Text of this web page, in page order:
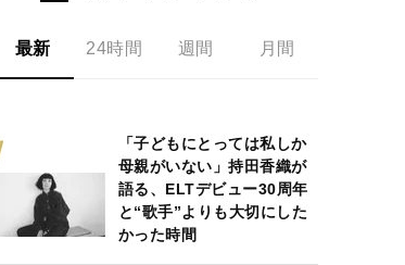
最新 24時間 週間 月間
「子どもにとっては私しか
母親がいない」持田香織が
語る、ELTデビュー30周年
と“歌手”よりも大切にした
かった時間